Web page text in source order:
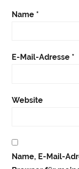
Name *
E-Mail-Adresse *
Website
Name, E-Mail-